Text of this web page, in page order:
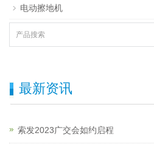
电动擦地机
最新资讯
索发2023广交会如约启程